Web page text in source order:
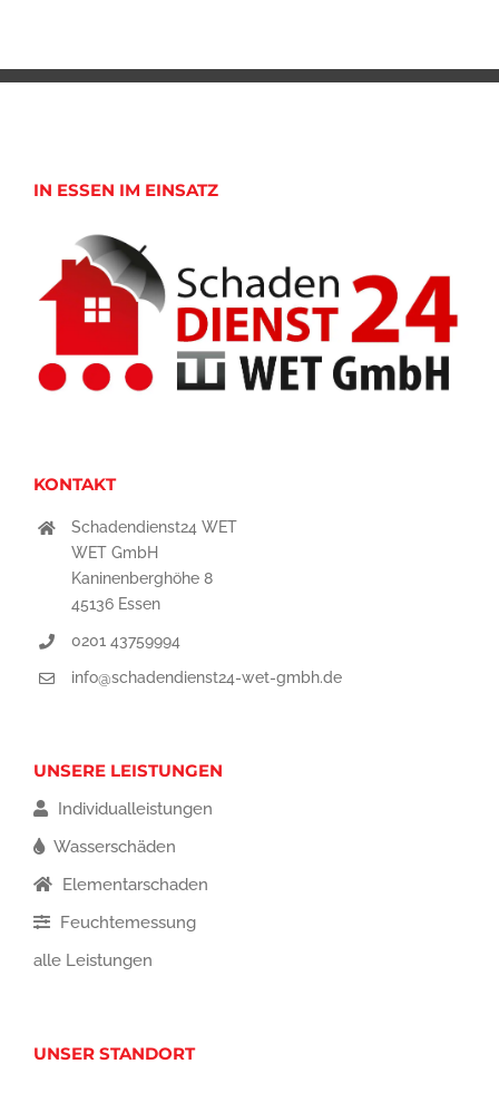
IN ESSEN IM EINSATZ
KONTAKT
Schadendienst24 WET
WET GmbH
Kaninenberghöhe 8
45136 Essen
0201 43759994
info@schadendienst24-wet-gmbh.de
UNSERE LEISTUNGEN
Individualleistungen
Wasserschäden
Elementarschaden
Feuchtemessung
alle Leistungen
UNSER STANDORT